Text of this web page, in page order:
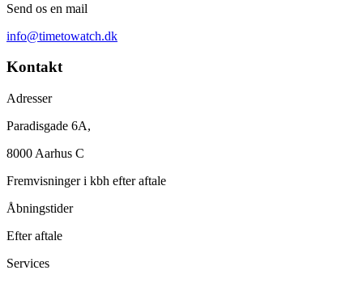
Send os en mail
info@timetowatch.dk
Kontakt
Adresser
Paradisgade 6A,
8000 Aarhus C
Fremvisninger i kbh efter aftale
Åbningstider
Efter aftale
Services